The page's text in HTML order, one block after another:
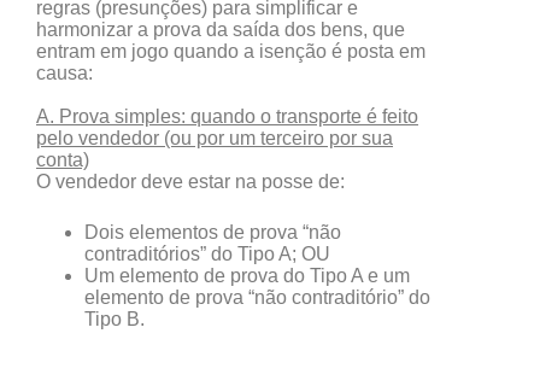
regras (presunções) para simplificar e
harmonizar a prova da saída dos bens, que
entram em jogo quando a isenção é posta em
causa:
A. Prova simples: quando o transporte é feito
pelo vendedor (ou por um terceiro por sua
conta)
O vendedor deve estar na posse de:
Dois elementos de prova “não
contraditórios” do Tipo A; OU
Um elemento de prova do Tipo A e um
elemento de prova “não contraditório” do
Tipo B.